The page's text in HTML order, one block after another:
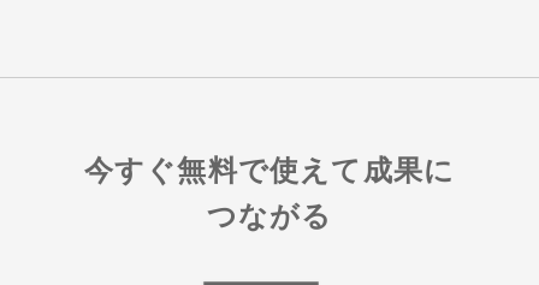
今すぐ無料で使えて成果に
つながる